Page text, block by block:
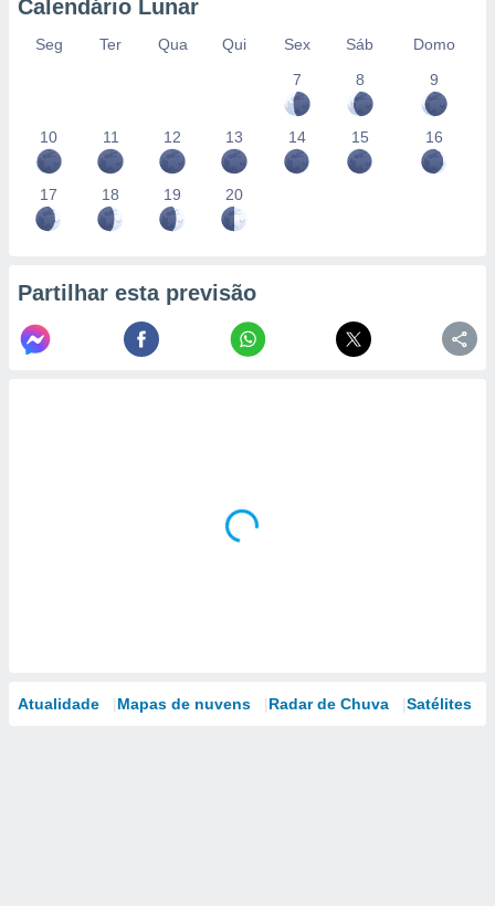
Calendário Lunar
Seg Ter Qua Qui Sex Sáb
Domo
7
8 9
10 11 12 13 14 15 16
17 18 19 20
Partilhar esta previsão
Atualidade Mapas de nuvens Radar de Chuva Satélites